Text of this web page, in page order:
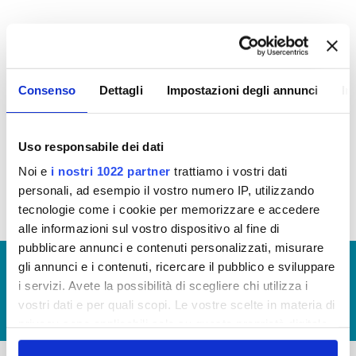
Consenso Dettagli Impostazioni degli annunci
Uso responsabile dei dati
Noi e i nostri 1022 partner trattiamo i vostri dati
personali, ad esempio il vostro numero IP, utilizzando
tecnologie come i cookie per memorizzare e accedere
alle informazioni sul vostro dispositivo al fine di
pubblicare annunci e contenuti personalizzati, misurare
gli annunci e i contenuti, ricercare il pubblico e sviluppare
i servizi. Avete la possibilità di scegliere chi utilizza i
vostri dati e per quali scopi. Le vostre scelte in materia di
in cui avete effettuato le vostre scelte. È possibile
La documentazione allegata disciplina le attività
dei soggetti coinvolti nell'iter autorizzativo di
subcontratti/subaffidamenti nell'ambito di appalti
di lavori, servizi e forniture aggiudicati da
alla presentazione delle istanze di subcontratto in
ottemperanza alla normativa vigente.
© Copyright 2017 - 2026
GLOSSARIO
GIUDICA IL SERVIZIO